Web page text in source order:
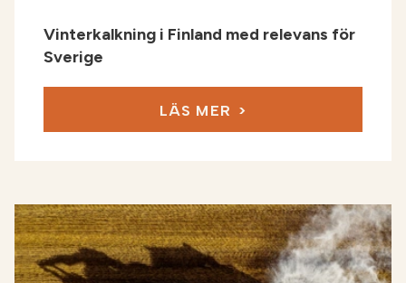
Vinterkalkning i Finland med relevans för
Sverige
LÄS MER